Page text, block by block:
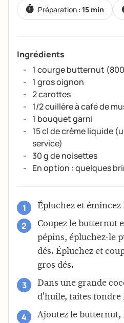
Préparation :15 min
Ingrédients
1 courge butternut
1 gros oignon
2 carottes
1/2 cuillère à café de
1 bouquet garni
15 cl de crème liquide
service)
30 g de noisettes
En option : quelques
Épluchez et émincez
Coupez le butternut
pépins, épluchez-le
dés. Épluchez et
gros dés.
Dans une grande
d’huile, faites fondre
Ajoutez le butternut,